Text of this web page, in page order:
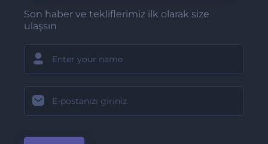
Son haber ve tekliflerimiz ilk olarak size
ulaşsın